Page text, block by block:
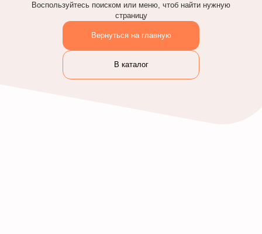
Воспользуйтесь поиском или меню, чтоб найти нужную
страницу
Вернуться на главную
В каталог